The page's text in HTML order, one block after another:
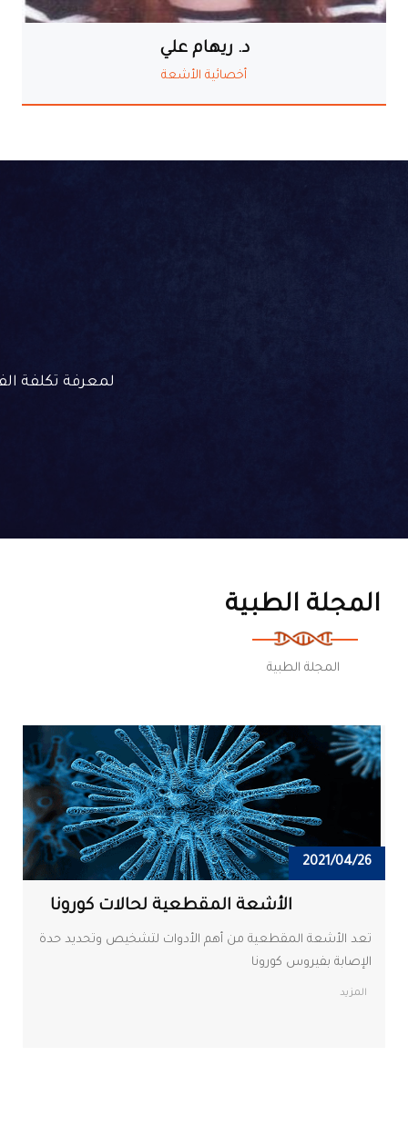
د. ريهام علي
أخصائية الأشعة
لمعرفة تكلفة
المجلة الطبية
المجلة الطبية
2021/04/26
الأشعة المقطعية لحالات كورونا
تعد الأشعة المقطعية من أهم الأدوات لتشخيص وتحديد حدة
الإصابة بفيروس كورونا
المزيد